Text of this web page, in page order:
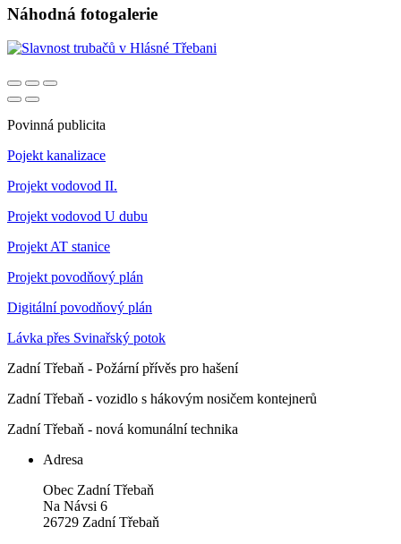
Náhodná fotogalerie
Povinná publicita
Pojekt kanalizace
Projekt vodovod II.
Projekt vodovod U dubu
Projekt AT stanice
Projekt povodňový plán
Digitální povodňový plán
Lávka přes Svinařský potok
Zadní Třebaň - Požární přívěs pro hašení
Zadní Třebaň - vozidlo s hákovým nosičem kontejnerů
Zadní Třebaň - nová komunální technika
Adresa
Obec Zadní Třebaň
Na Návsi 6
26729 Zadní Třebaň